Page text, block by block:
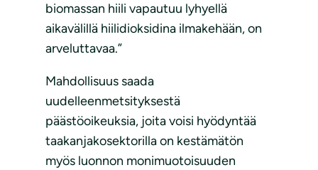
biomassan hiili vapautuu lyhyellä
aikavälillä hiilidioksidina ilmakehään, on
arveluttavaa.”
Mahdollisuus saada
uudelleenmetsityksestä
päästöoikeuksia, joita voisi hyödyntää
taakanjakosektorilla on kestämätön
myös luonnon monimuotoisuuden